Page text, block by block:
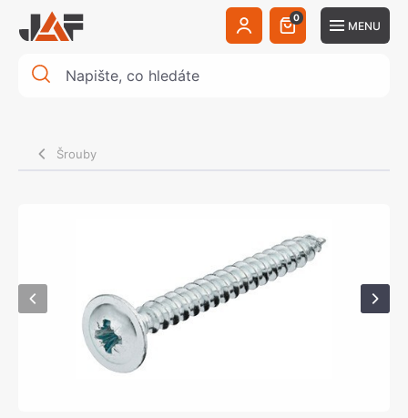
0
MENU
Šrouby